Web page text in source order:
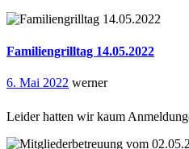
Familiengrilltag 14.05.2022
6. Mai 2022 werner
Leider hatten wir kaum